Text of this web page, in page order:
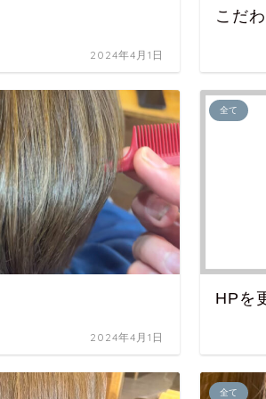
2024年4月1日
こだ
2024年4月1日
全て
HPを
全て